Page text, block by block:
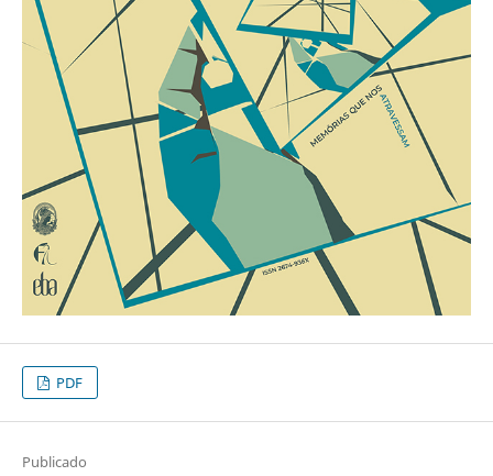
PDF
Publicado